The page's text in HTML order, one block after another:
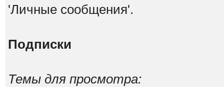
'Личные сообщения'.
Подписки
Темы для просмотра: